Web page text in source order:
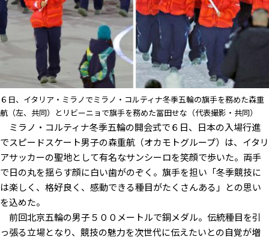
６日、イタリア・ミラノでミラノ・コルティナ冬季五輪の旗手を務めた森重
航（左、共同）とリビーニョで旗手を務めた冨田せな（代表撮影・共同）
ミラノ・コルティナ冬季五輪の開会式で６日、日本の入場行進
でスピードスケート男子の森重航（オカモトグループ）は、イタリ
アサッカーの聖地として有名なサンシーロを笑顔で歩いた。両手
で日の丸を揺らす顔に白い歯がのぞく。旗手を担い「冬季競技に
は楽しく、格好良く、感動できる種目がたくさんある」との思い
を込めた。
前回北京五輪の男子５００メートルで銅メダル。伝統種目を引
っ張る立場となり、競技の魅力を次世代に伝えたいとの自覚が増